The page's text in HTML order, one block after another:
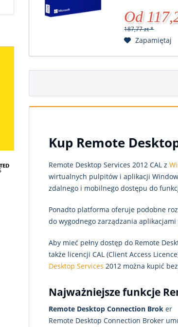
Od
187,77 zt *
Zapamiętaj
Kup Remote
Remote Desktop Services 2012 CAL z
wirtualnych pulpitów i aplikacji
zdalnego i mobilnego dostępu do
Ponadto platforma oferuje podobne
do wygodnego zarządzania
Aby mieć pełny dostęp do Remote
także licencji CAL (Client Access
Desktop Services 2012 można kupić
Najważniejsze funkcje
Remote Desktop Connection Brok er
Remote Desktop Connection Broker